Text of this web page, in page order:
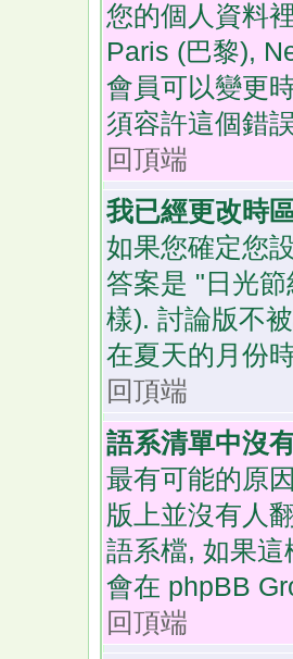
您的個人資料
Paris (巴黎),
會員可以變更
須容許這個錯
回頂端
我已經更改時
如果您確定您
答案是 "日光
樣). 討論版不
在夏天的月份
回頂端
語系清單中沒
最有可能的原
版上並沒有人
語系檔, 如果
會在 phpBB
回頂端